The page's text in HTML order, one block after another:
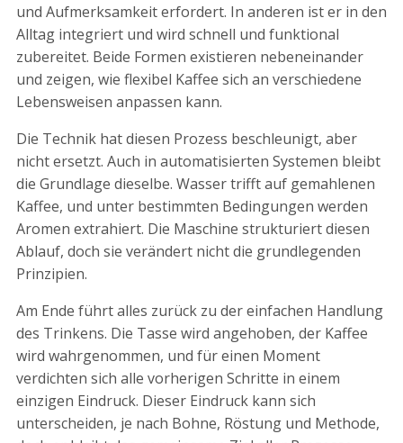
und Aufmerksamkeit erfordert. In anderen ist er in den
Alltag integriert und wird schnell und funktional
zubereitet. Beide Formen existieren nebeneinander
und zeigen, wie flexibel Kaffee sich an verschiedene
Lebensweisen anpassen kann.
Die Technik hat diesen Prozess beschleunigt, aber
nicht ersetzt. Auch in automatisierten Systemen bleibt
die Grundlage dieselbe. Wasser trifft auf gemahlenen
Kaffee, und unter bestimmten Bedingungen werden
Aromen extrahiert. Die Maschine strukturiert diesen
Ablauf, doch sie verändert nicht die grundlegenden
Prinzipien.
Am Ende führt alles zurück zu der einfachen Handlung
des Trinkens. Die Tasse wird angehoben, der Kaffee
wird wahrgenommen, und für einen Moment
verdichten sich alle vorherigen Schritte in einem
einzigen Eindruck. Dieser Eindruck kann sich
unterscheiden, je nach Bohne, Röstung und Methode,